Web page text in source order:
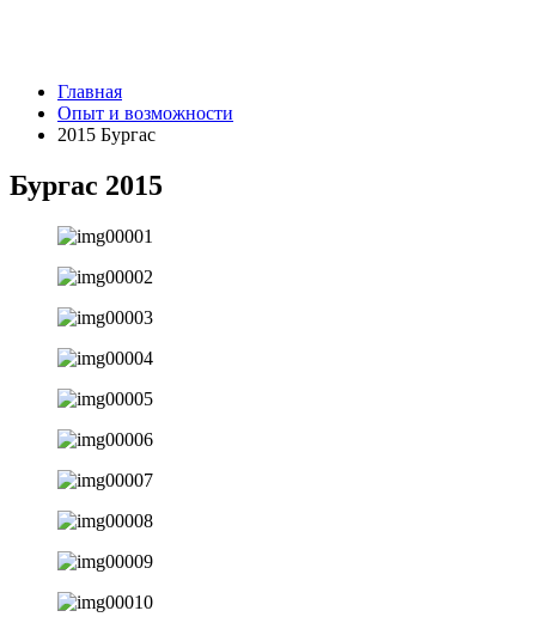
Главная
Опыт и возможности
2015 Бургас
Бургас 2015